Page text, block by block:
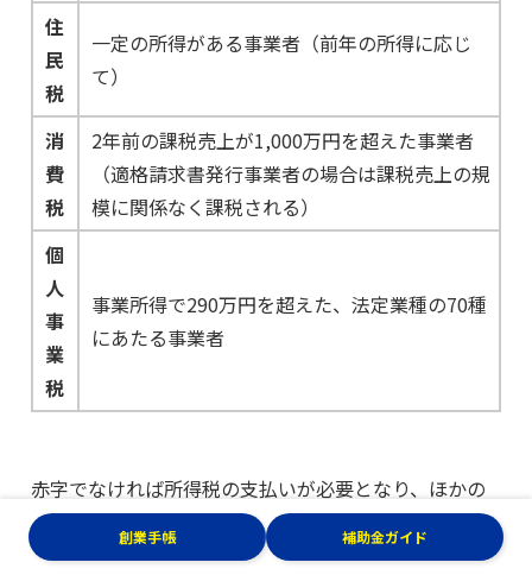
住
民
税
一定の所得がある事業者（前年の所得に応じ
て）
消
費
税
2年前の課税売上が1,000万円を超えた事業者
（適格請求書発行事業者の場合は課税売上の規
模に関係なく課税される）
個
人
事
業
税
事業所得で290万円を超えた、法定業種の70種
にあたる事業者
赤字でなければ所得税の支払いが必要となり、ほかの
税金は基本的に一定の所得額に達すると納付義務が生
じます。
創業手帳 補助金ガイド